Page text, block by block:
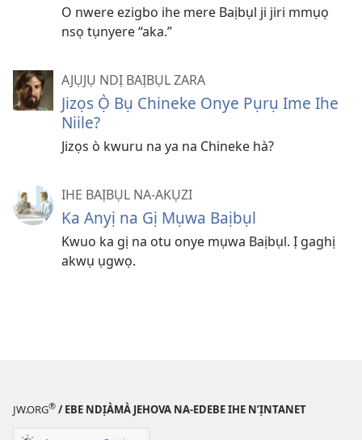
O nwere ezigbo ihe mere Baịbụl ji jiri mmụọ
nsọ tụnyere “aka.”
AJỤJỤ NDỊ BAỊBỤL ZARA
Jizọs Ọ̀ Bụ Chineke Onye Pụrụ Ime Ihe
Niile?
Jizọs ò kwuru na ya na Chineke hà?
IHE BAỊBỤL NA-AKỤZI
Ka Anyị na Gị Mụwa Baịbụl
Kwuo ka gị na otu onye mụwa Baịbụl. Ị gaghị
akwụ ụgwọ.
JW.ORG® / EBE NDỊÀMÀ JEHOVA NA-EDEBE IHE N’ỊNTANET